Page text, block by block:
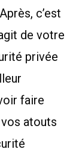
c’est
de votre
privée
faire
atouts